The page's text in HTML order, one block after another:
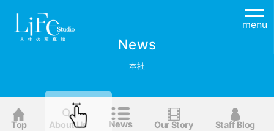
menu
News
本社
Top About Us News Our Story Staff Blog